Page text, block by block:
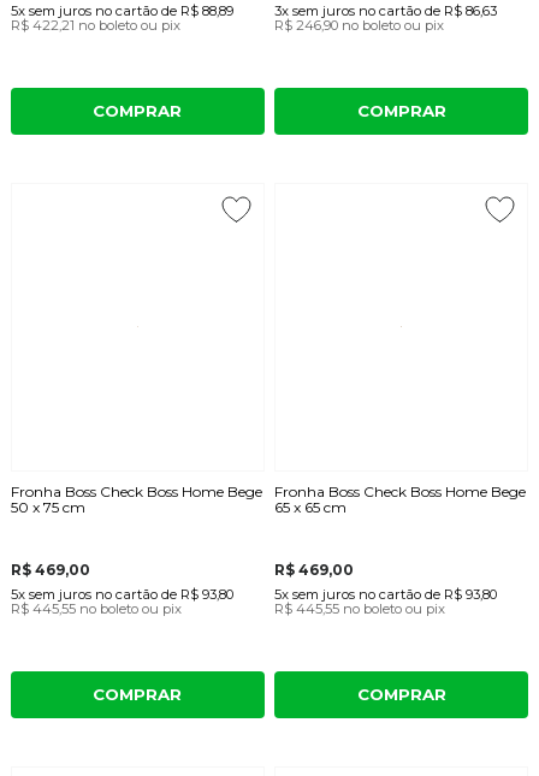
5x sem juros no cartãode R$ 88,89
R$ 422,21 no boleto ou pix
COMPRAR
3x sem juros no cartão de R$ 86,63
R$ 246,90 no boleto ou pix
COMPRAR
Fronha Boss Check Boss Home Bege
50 x 75 cm
R$ 469,00
5x sem juros no cartãode R$ 93,80
R$ 445,55 no boleto ou pix
COMPRAR
Fronha Boss Check Boss Home Bege
65 x 65 cm
R$ 469,00
5x sem juros no cartão de R$ 93,80
R$ 445,55 no boleto ou pix
COMPRAR